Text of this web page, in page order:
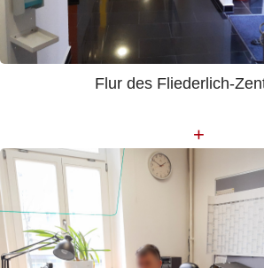
Flur des Fliederlich-
+